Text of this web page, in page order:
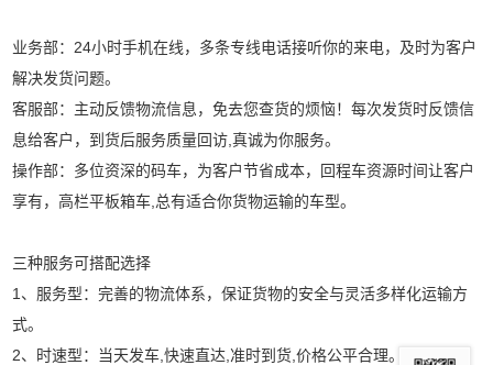
业务部：24小时手机在线，多条专线电话接听你的来电，及时为客户
解决发货问题。
客服部：主动反馈物流信息，免去您查货的烦恼！每次发货时反馈信
息给客户，到货后服务质量回访,真诚为你服务。
操作部：多位资深的码车，为客户节省成本，回程车资源时间让客户
享有，高栏平板箱车,总有适合你货物运输的车型。
三种服务可搭配选择
1、服务型：完善的物流体系，保证货物的安全与灵活多样化运输方
式。
2、时速型：当天发车,快速直达,准时到货,价格公平合理。